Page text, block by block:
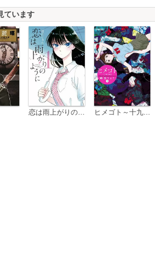
ています
ヒメゴト～十九歳の制服～